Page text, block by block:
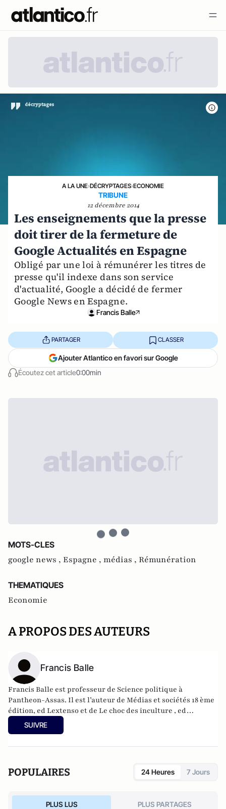
A LA UNE›DÉCRYPTAGES›ECONOMIE
TRIBUNE
12 décembre 2014
Les enseignements que la presse
doit tirer de la fermeture de
Google Actualités en Espagne
Obligé par une loi à rémunérer les titres de
presse qu'il indexe dans son service
d'actualité, Google a décidé de fermer
Google News en Espagne.
Francis Balle
Écoutez cet article0:00min
PARTAGER CLASSER
Ajouter Atlantico en favori sur Google
MOTS-CLES
google news , Espagne , médias , Rémunération
THEMATIQUES
Economie
A PROPOS DES AUTEURS
Francis Balle
Francis Balle est professeur de Science politique à
Pantheon-Assas. Il est l’auteur de Médias et sociétés 18 ème
édition, ed Lextenso et de Le choc des inculture , ed
L’Archipel.
SUIVRE
POPULAIRES 24 Heures 7 Jours
PLUS LUS PLUS PARTAGES